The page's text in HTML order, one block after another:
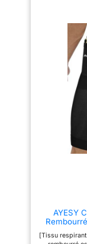
ceinture large
épouse parfaitement
Il reste bien
glisser ni creuser
adapté à
morphologies
confortable sur de
durées. 【Coussin
5D rembourré】：
coussin gel 5D
conçu
rembourré offre une
antichoc ciblée
de pression et les
plates】：La
coutures plates de
de cyclisme
frottements cutanés
le bord des
remonter. Des
AYESY
[Tissu